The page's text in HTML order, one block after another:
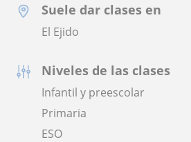
Suele dar clases en
El Ejido
Niveles de las clases
Infantil y preescolar
Primaria
ESO